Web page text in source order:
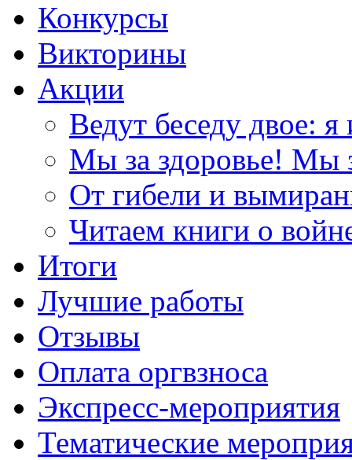
Конкурсы
Викторины
Акции
Ведут беседу двое: я
Мы за здоровье! Мы
От гибели и
Читаем книги о
Итоги
Лучшие работы
Отзывы
Оплата оргвзноса
Экспресс-мероприятия
Тематические